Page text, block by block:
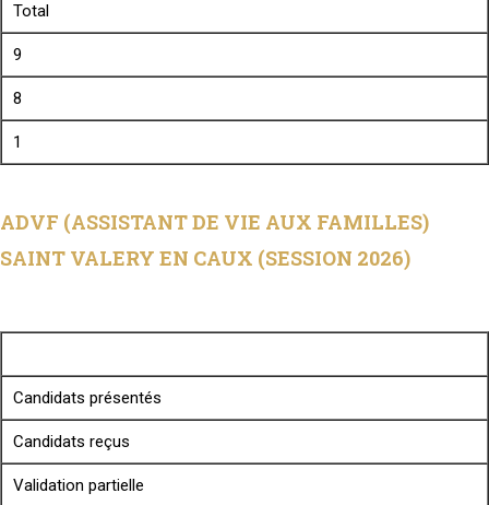
Total
9
8
1
ADVF (ASSISTANT DE VIE AUX FAMILLES)
SAINT VALERY EN CAUX (SESSION 2026)
Candidats présentés
Candidats reçus
Validation partielle